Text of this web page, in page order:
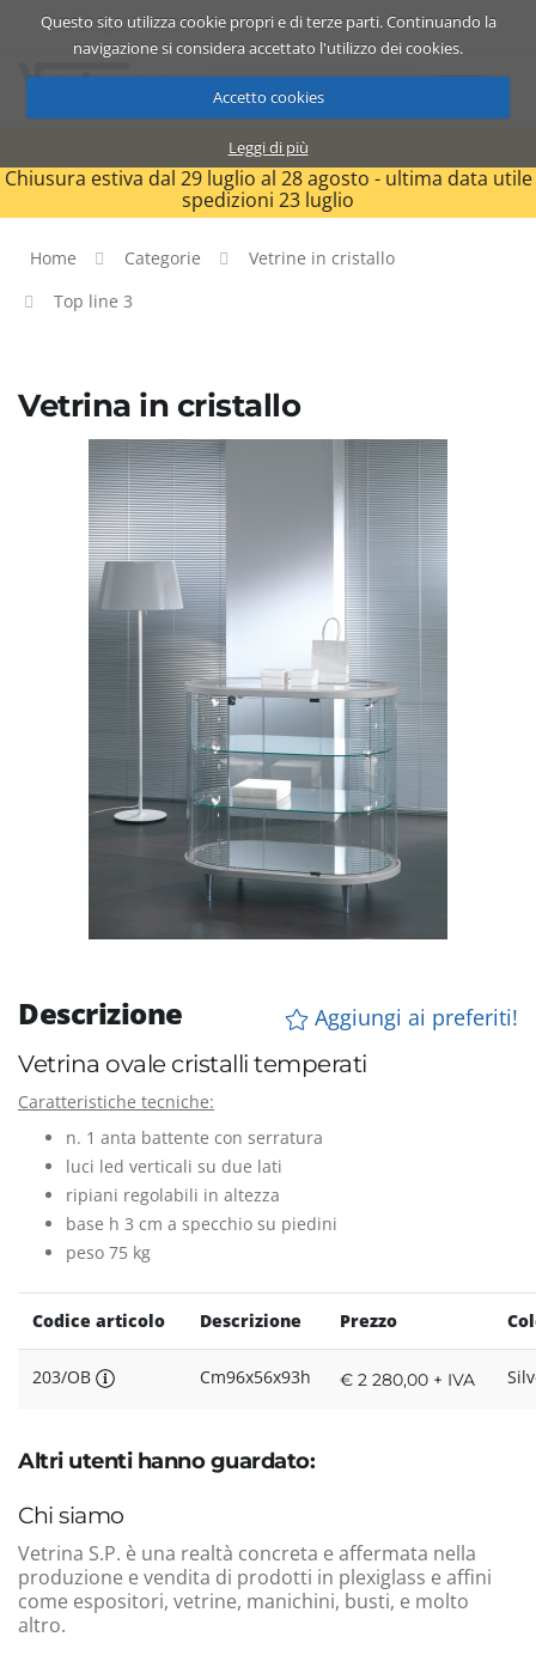
Questo sito utilizza cookie propri e di terze parti. Continuando la
navigazione si considera accettato l'utilizzo dei cookies.
Accetto cookies
Leggi di più
Catalogo Carrello ITA
Chiusura estiva dal 29 luglio al 28 agosto - ultima data utile
spedizioni 23 luglio
Home Categorie
Vetrine in cristallo
Top line 3
Vetrina in cristallo
Descrizione
Aggiungi ai preferiti!
Vetrina ovale cristalli temperati
Caratteristiche tecniche:
n. 1 anta battente con serratura
luci led verticali su due lati
ripiani regolabili in altezza
base h 3 cm a specchio su piedini
peso 75 kg
Codice articolo Descrizione Prezzo
203/OB Cm96x56x93h € 2 280,00 + IVA
Chi siamo
Vetrina S.P. è una realtà concreta e affermata nella
produzione e vendita di prodotti in plexiglass e affini
come espositori, vetrine, manichini, busti, e molto
altro.
Altri utenti hanno guardato: